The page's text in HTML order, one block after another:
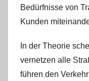
Bedürfnisse von
Kunden
In der Theorie
vernetzen alle
führen den